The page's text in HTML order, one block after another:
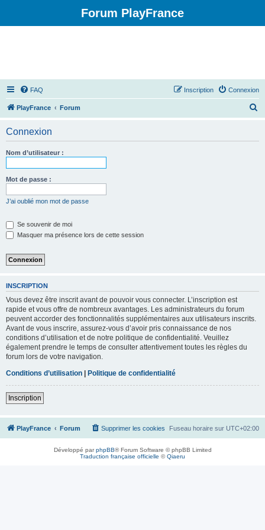
Forum PlayFrance
FAQ Connexion
Inscription
PlayFrance Forum
Connexion
Nom d’utilisateur :
Mot de passe :
J’ai oublié mon mot de passe
Se souvenir de moi
Masquer ma présence lors de cette session
INSCRIPTION
Vous devez être inscrit avant de pouvoir vous connecter. L’inscription est
rapide et vous offre de nombreux avantages. Les administrateurs du forum
peuvent accorder des fonctionnalités supplémentaires aux utilisateurs inscrits.
Avant de vous inscrire, assurez-vous d’avoir pris connaissance de nos
conditions d’utilisation et de notre politique de confidentialité. Veuillez
également prendre le temps de consulter attentivement toutes les règles du
forum lors de votre navigation.
Conditions d’utilisation | Politique de confidentialité
Inscription
PlayFrance Forum Fuseau horaire sur UTC+02:00
Supprimer les cookies
Développé parphpBB® Forum Software © phpBB Limited
Traduction française officielle ©Qiaeru